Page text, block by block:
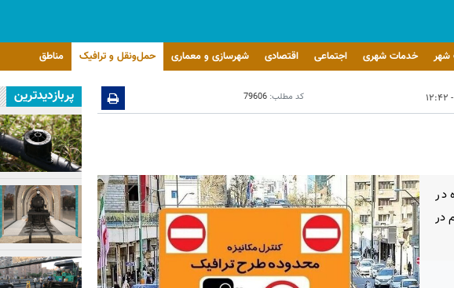
شهر خدمات شهری اجتماعی اقتصادی شهرسازی و معماری حمل‌ونقل و ترافیک مناطق
کد مطلب: 79606
ماه در
در
پربازدیدترین